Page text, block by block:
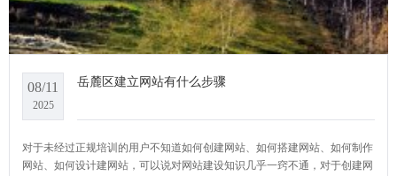
08/11
2025
岳麓区建立网站有什么步骤
对于未经过正规培训的用户不知道如何创建网站、如何搭建网站、如何制作
网站、如何设计建网站，可以说对网站建设知识几乎一窍不通，对于创建网